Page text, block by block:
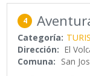
4
Categoría:
Dirección: El
Comuna: San